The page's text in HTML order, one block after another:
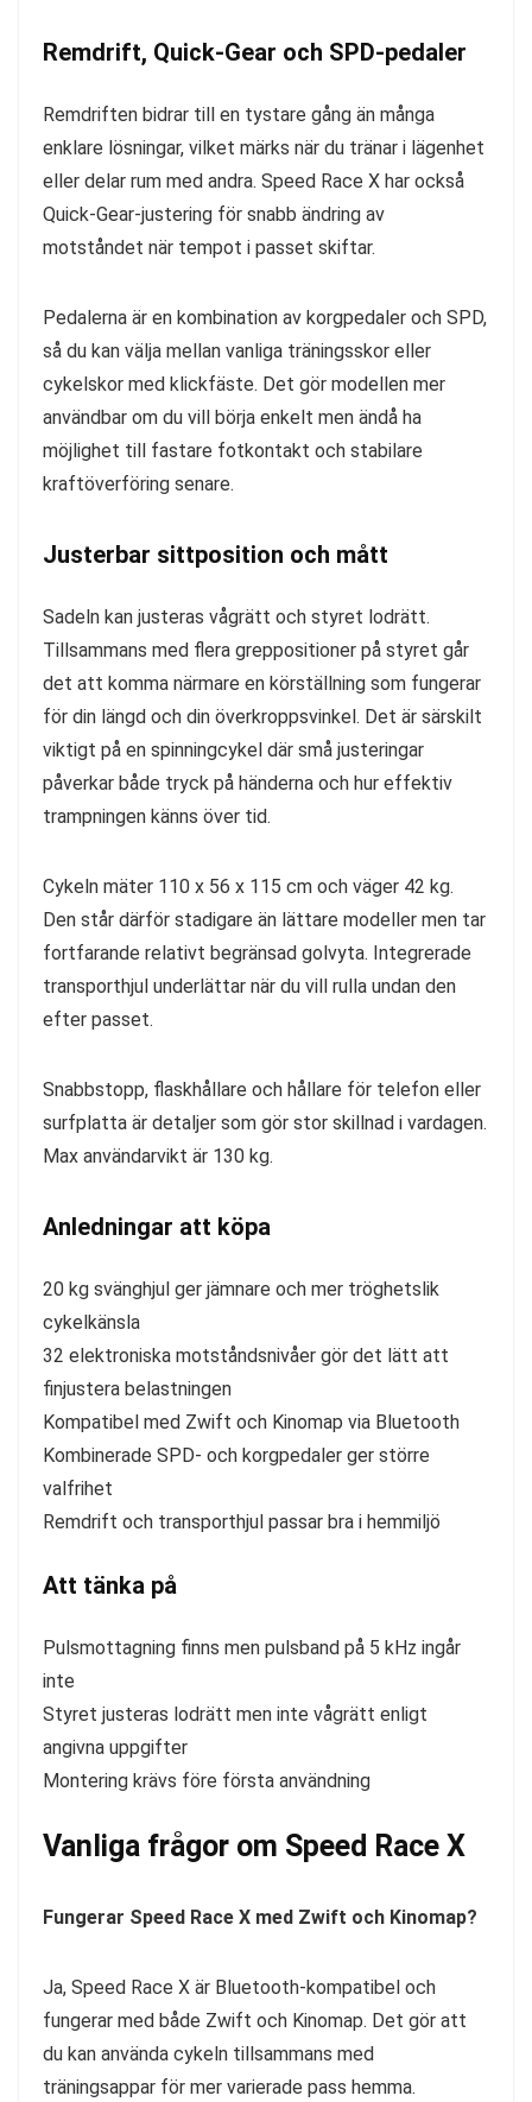
Remdrift, Quick-Gear och SPD-pedaler
Remdriften bidrar till en tystare gång än många
enklare lösningar, vilket märks när du tränar i lägenhet
eller delar rum med andra. Speed Race X har också
Quick-Gear-justering för snabb ändring av
motståndet när tempot i passet skiftar.
Pedalerna är en kombination av korgpedaler och SPD,
så du kan välja mellan vanliga träningsskor eller
cykelskor med klickfäste. Det gör modellen mer
användbar om du vill börja enkelt men ändå ha
möjlighet till fastare fotkontakt och stabilare
kraftöverföring senare.
Justerbar sittposition och mått
Sadeln kan justeras vågrätt och styret lodrätt.
Tillsammans med flera greppositioner på styret går
det att komma närmare en körställning som fungerar
för din längd och din överkroppsvinkel. Det är särskilt
viktigt på en spinningcykel där små justeringar
påverkar både tryck på händerna och hur effektiv
trampningen känns över tid.
Cykeln mäter 110 x 56 x 115 cm och väger 42 kg.
Den står därför stadigare än lättare modeller men tar
fortfarande relativt begränsad golvyta. Integrerade
transporthjul underlättar när du vill rulla undan den
efter passet.
Snabbstopp, flaskhållare och hållare för telefon eller
surfplatta är detaljer som gör stor skillnad i vardagen.
Max användarvikt är 130 kg.
Anledningar att köpa
20 kg svänghjul ger jämnare och mer tröghetslik
cykelkänsla
32 elektroniska motståndsnivåer gör det lätt att
finjustera belastningen
Kompatibel med Zwift och Kinomap via Bluetooth
Kombinerade SPD- och korgpedaler ger större
valfrihet
Remdrift och transporthjul passar bra i hemmiljö
Att tänka på
Pulsmottagning finns men pulsband på 5 kHz ingår
inte
Styret justeras lodrätt men inte vågrätt enligt
angivna uppgifter
Montering krävs före första användning
Vanliga frågor om Speed Race X
Fungerar Speed Race X med Zwift och Kinomap?
Ja, Speed Race X är Bluetooth-kompatibel och
fungerar med både Zwift och Kinomap. Det gör att
du kan använda cykeln tillsammans med
träningsappar för mer varierade pass hemma.